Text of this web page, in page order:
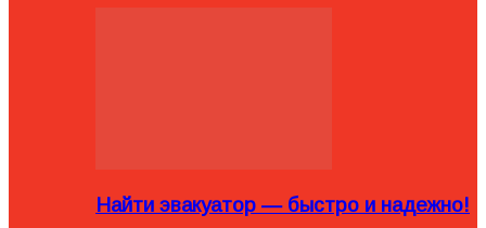
Найти эвакуатор — быстро и надежно!